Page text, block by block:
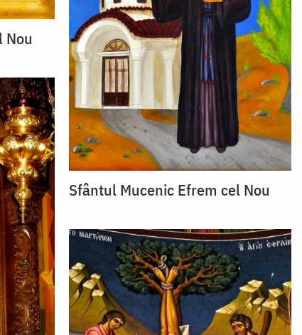
Nou
Sfântul Mucenic Efrem cel Nou